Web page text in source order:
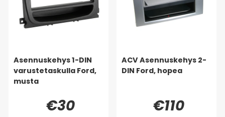
Asennuskehys 1-DIN
varustetaskulla Ford,
musta
€30
ACV Asennuskehys 2-
DIN Ford, hopea
€110